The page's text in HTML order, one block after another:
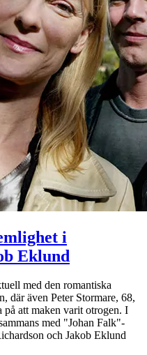
i
Eklund
med den romantiska
där även Peter Stormare, 68,
på att maken varit otrogen. I
med "Johan Falk"-
och Jakob Eklund